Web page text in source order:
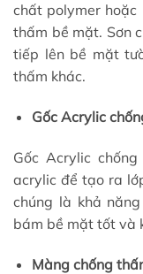
chất polymer
thấm bề mặt. Sơn
tiếp lên bề mặt
thấm khác.
Gốc Acrylic
Gốc Acrylic
acrylic để tạo ra
chúng là khả
bám bề mặt tốt và
Màng chống